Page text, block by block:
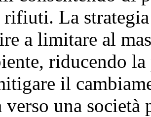
rifiuti. La
a limitare al
riducendo
il
verso una società